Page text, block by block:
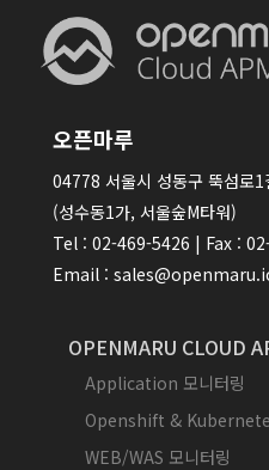
오픈마루
04778 서울시 성동구 뚝섬로
(성수동1가, 서울숲M타워)
Tel : 02-469-5426 | Fax :
Email :
OPENMARU CLOUD
Application 모니터링
Openshift &
WEB/WAS 모니터링